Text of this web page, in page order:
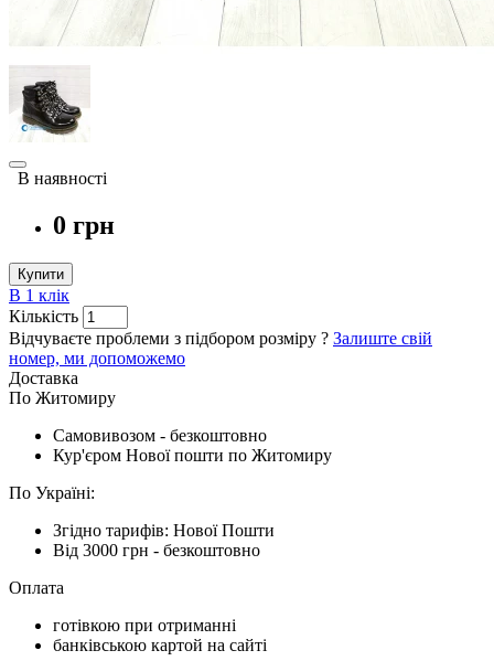
В наявності
0 грн
Купити
В 1 клік
Кількість
Відчуваєте проблеми з підбором розміру ? Залиште свій
номер, ми допоможемо
Доставка
По Житомиру
Cамовивозом - безкоштовно
Кур'єром Нової пошти по Житомиру
По Україні:
Згідно тарифів: Нової Пошти
Від 3000 грн - безкоштовно
Оплата
готівкою при отриманні
банківською картой на сайті